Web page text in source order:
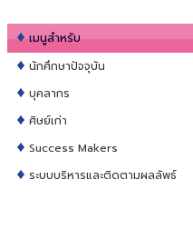
เมนูสำหรับ
นักศึกษาปัจจุบัน
บุคลากร
ศิษย์เก่า
Success Makers
ระบบบริหารและติดตามผลลัพธ์